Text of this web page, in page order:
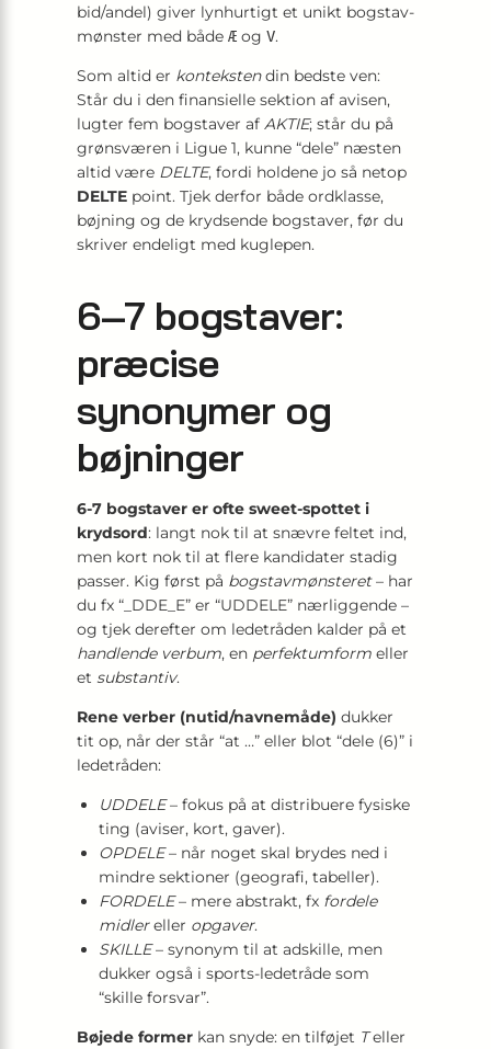
bid/andel) giver lynhurtigt et unikt bogstav­
mønster med både Æ og V.
Som altid er kontekstendin bedste ven:
Står du i den finansielle sektion af avisen,
lugter fem bogstaver af AKTIE; står du på
grønsværen i Ligue 1, kunne “dele” næsten
altid være DELTE, fordi holdene jo så netop
DELTE point. Tjek derfor både ordklasse,
bøjning og de krydsende bogstaver, før du
skriver endeligt med kuglepen.
6–7 bogstaver:
præcise
synonymer og
bøjninger
6-7 bogstaver er ofte sweet-spottet i
krydsord: langt nok til at snævre feltet ind,
men kort nok til at flere kandidater stadig
passer. Kig først på bogstavmønsteret– har
du fx “_DDE_E” er “UDDELE” nærliggende –
og tjek derefter om ledetråden kalder på et
handlende verbum, en perfektumform eller
et substantiv.
Rene verber (nutid/navnemåde) dukker
tit op, når der står “at …” eller blot “dele (6)” i
ledetråden:
UDDELE– fokus på at distribuere fysiske
ting (aviser, kort, gaver).
OPDELE– når noget skal brydes ned i
mindre sektioner (geografi, tabeller).
FORDELE– mere abstrakt, fx fordele
midlereller opgaver.
SKILLE– synonym til at adskille, men
dukker også i sports-ledetråde som
“skille forsvar”.
Bøjede former kan snyde: en tilføjet Teller